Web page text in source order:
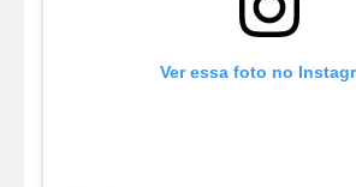
Ver essa foto no